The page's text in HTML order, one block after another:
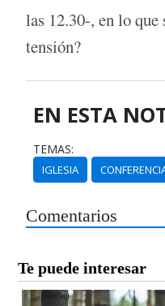
las 12.30-, en lo que
tensión?
EN ESTA
TEMAS:
IGLESIA
Comentarios